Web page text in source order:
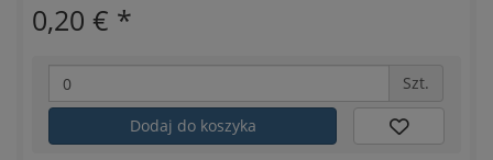
0,20 € *
Szt.
Dodaj do koszyka